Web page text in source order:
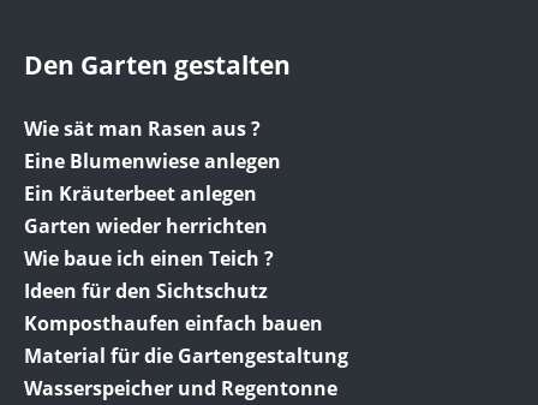
Den Garten gestalten
Wie sät man Rasen aus ?
Eine Blumenwiese anlegen
Ein Kräuterbeet anlegen
Garten wieder herrichten
Wie baue ich einen Teich ?
Ideen für den Sichtschutz
Komposthaufen einfach bauen
Material für die Gartengestaltung
Wasserspeicher und Regentonne